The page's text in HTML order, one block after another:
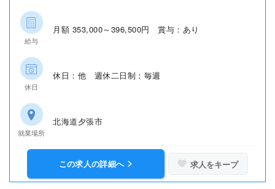
給与
月額 353,000～396,500円 賞与：あり
休日
休日：他 週休二日制：毎週
就業場所
北海道夕張市
この求人の詳細へ 求人をキープ